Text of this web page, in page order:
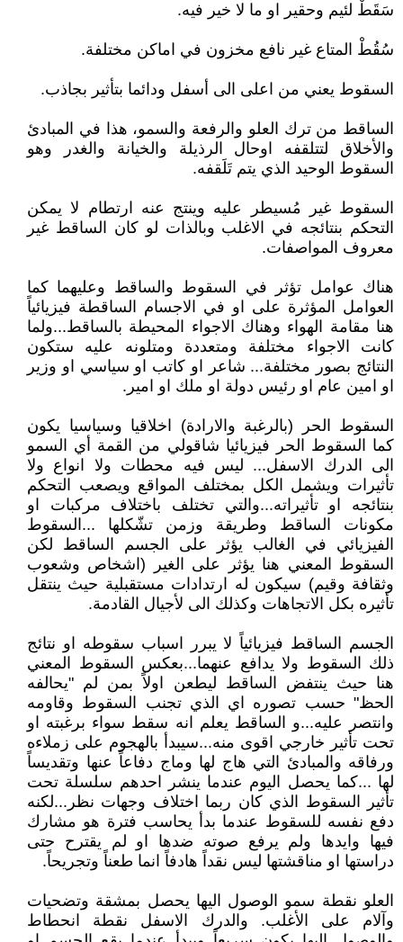
سَقَطْ لئيم وحقير او ما لا خير فيه.
سُقُطْ المتاع غير نافع مخزون في اماكن مختلفة.
السقوط يعني من اعلى الى أسفل ودائما بتأثير بجاذب.
الساقط من ترك العلو والرفعة والسمو، هذا في المبادئ
والأخلاق لتتلقفه اوحال الرذيلة والخيانة والغدر وهو
السقوط الوحيد الذي يتم تَلَقفه.
السقوط غير مُسيطر عليه وينتج عنه ارتطام لا يمكن
التحكم بنتائجه في الاغلب وبالذات لو كان الساقط غير
معروف المواصفات.
هناك عوامل تؤثر في السقوط والساقط وعليهما كما
العوامل المؤثرة على او في الاجسام الساقطة فيزيائياً
هنا مقامة الهواء وهناك الاجواء المحيطة بالساقط...ولما
كانت الاجواء مختلفة ومتعددة ومتلونه عليه ستكون
النتائج بصور مختلفة... شاعر او كاتب او سياسي او وزير
او امين عام او رئيس دولة او ملك او امير.
السقوط الحر (بالرغبة والارادة) اخلاقيا وسياسيا يكون
كما السقوط الحر فيزيائيا شاقولي من القمة أي السمو
الى الدرك الاسفل... ليس فيه محطات ولا انواع ولا
تأثيرات ويشمل الكل بمختلف المواقع ويصعب التحكم
بنتائجه او تأثيراته...والتي تختلف باختلاف مركبات او
مكونات الساقط وطريقة وزمن تشّكلها ...السقوط
الفيزيائي في الغالب يؤثر على الجسم الساقط لكن
السقوط المعني هنا يؤثر على الغير (اشخاص وشعوب
وثقافة وقيم) سيكون له ارتدادات مستقبلية حيث ينتقل
تأثيره بكل الاتجاهات وكذلك الى لأجيال القادمة.
الجسم الساقط فيزيائياً لا يبرر اسباب سقوطه او نتائج
ذلك السقوط ولا يدافع عنهما...بعكس السقوط المعني
هنا حيث ينتفض الساقط ليطعن اولاً بمن لم "يحالفه
الحظ" حسب تصوره اي الذي تجنب السقوط وقاومه
وانتصر عليه...و الساقط يعلم انه سقط سواء برغبته او
تحت تأثير خارجي اقوى منه...سيبدأ بالهجوم على زملاءه
ورفاقه والمبادئ التي هاج لها وماج دفاعاً عنها وتقديساً
لها ...كما يحصل اليوم عندما ينشر احدهم سلسلة تحت
تأثير السقوط الذي كان ربما اختلاف وجهات نظر...لكنه
دفع نفسه للسقوط عندما بدأ يحاسب فترة هو مشارك
فيها وايدها ولم يرفع صوته ضدها او لم يقترح حتى
دراستها او مناقشتها ليس نقداً هادفاً انما طعناً وتجريحاً.
العلو نقطة سمو الوصول اليها يحصل بمشقة وتضحيات
وآلام على الأغلب. والدرك الاسفل نقطة انحطاط